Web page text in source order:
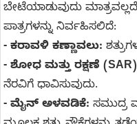
ಬೇಟೆಯಾಡುವುದು
ಪಾತ್ರಗಳನ್ನು ನಿರ್ವಹಿಸಲಿದೆ:
- ಕರಾವಳಿ ಕಣ್ಣಾವಲು:
- ಶೋಧ ಮತ್ತು ರಕ್ಷಣೆ
ನೆರವಿಗೆ ಧಾವಿಸುವುದು.
- ಮೈನ್ ಅಳವಡಿಕೆ: ಸಮುದ್ರ